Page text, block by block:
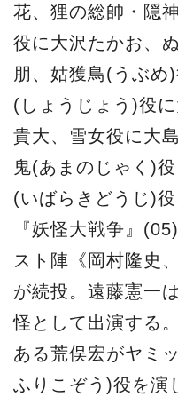
花、狸の総帥・隠
役に大沢たかお、
朋、姑獲鳥(うぶめ
(しょうじょう)役
貴大、雪女役に大
鬼(あまのじゃく)
(いばらきどうじ)
『妖怪大戦争』
スト陣《岡村隆史
が続投。遠藤憲一
怪として出演する
ある荒俣宏がヤミ
ふりこぞう)役を演